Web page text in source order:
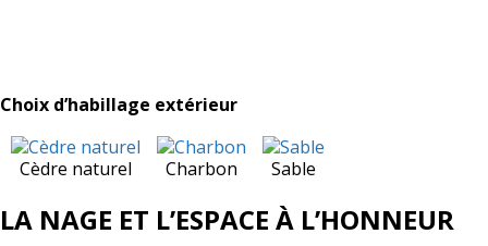
Choix d’habillage extérieur
Cèdre naturel Charbon Sable
LA NAGE ET L’ESPACE À L’HONNEUR